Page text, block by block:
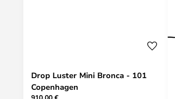
Drop Luster Mini Bronca - 101
Copenhagen